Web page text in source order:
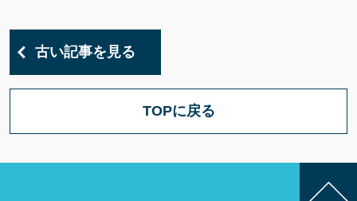
古い記事を見る
TOPに戻る